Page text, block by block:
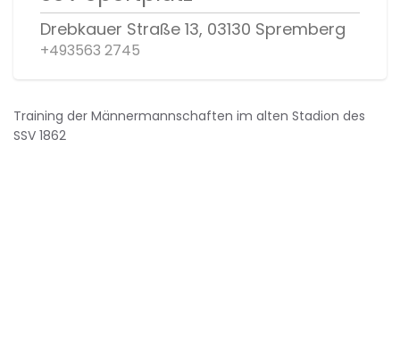
Drebkauer Straße 13, 03130 Spremberg
+493563 2745
Training der Männermannschaften im alten Stadion des
SSV 1862